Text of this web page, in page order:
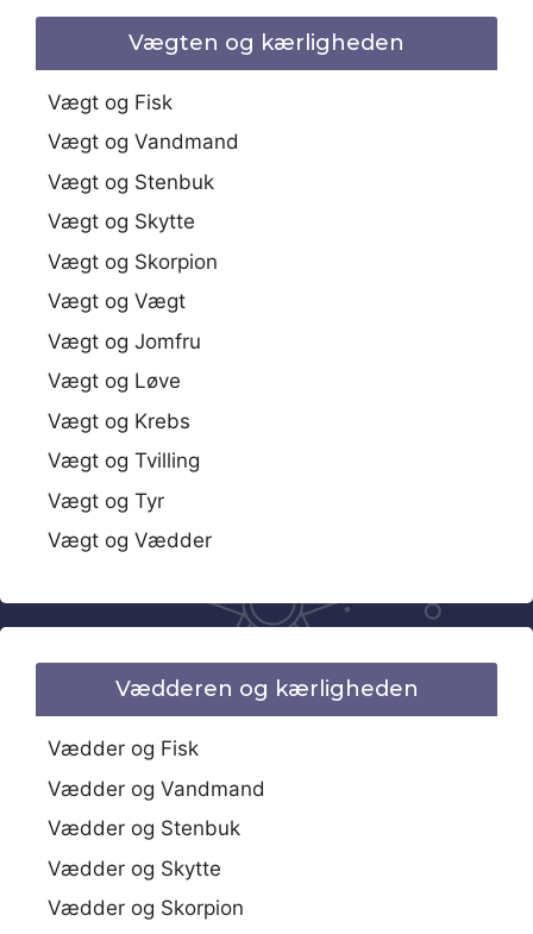
Vægten og kærligheden
Vægt og Fisk
Vægt og Vandmand
Vægt og Stenbuk
Vægt og Skytte
Vægt og Skorpion
Vægt og Vægt
Vægt og Jomfru
Vægt og Løve
Vægt og Krebs
Vægt og Tvilling
Vægt og Tyr
Vægt og Vædder
Vædderen og kærligheden
Vædder og Fisk
Vædder og Vandmand
Vædder og Stenbuk
Vædder og Skytte
Vædder og Skorpion